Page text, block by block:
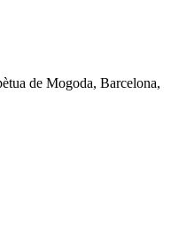
de Mogoda, Barcelona,